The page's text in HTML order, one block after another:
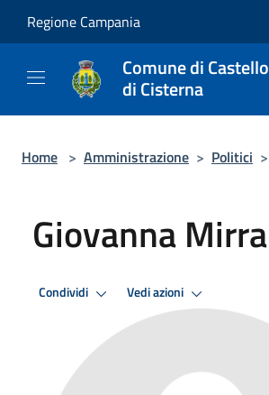
Regione Campania
Comune di Castello
di Cisterna
Home > Amministrazione > Politici >
Giovanna Mirra
Condividi Vedi azioni